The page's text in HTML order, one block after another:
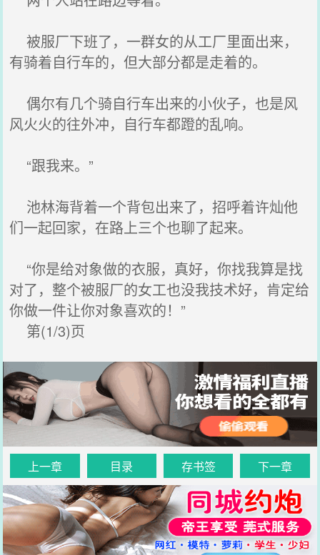
被服厂下班了，一群女的从工厂里面出来，
有骑着自行车的，但大部分都是走着的。
偶尔有几个骑自行车出来的小伙子，也是风
风火火的往外冲，自行车都蹬的乱响。
“跟我来。”
池林海背着一个背包出来了，招呼着许灿他
们一起回家，在路上三个也聊了起来。
“你是给对象做的衣服，真好，你找我算是找
对了，整个被服厂的女工也没我技术好，肯定给
你做一件让你对象喜欢的！”
第(1/3)页
上一章 目录 存书签 下一章